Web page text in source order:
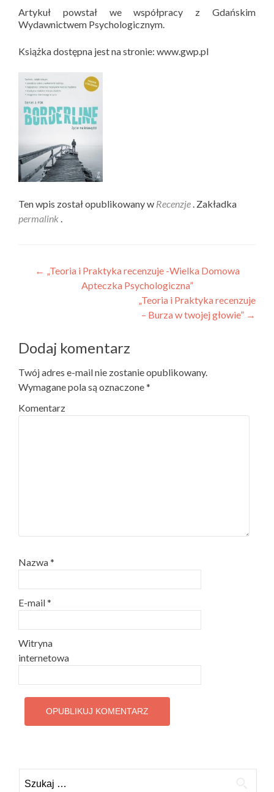
Artykuł powstał we współpracy z Gdańskim
Wydawnictwem Psychologicznym.
Książka dostępna jest na stronie: www.gwp.pl
Ten wpis został opublikowany w Recenzje . Zakładka
permalink .
Nawigacja wpisu
← „Teoria i Praktyka recenzuje -Wielka Domowa
Apteczka Psychologiczna”
„Teoria i Praktyka recenzuje
– Burza w twojej głowie” →
Dodaj komentarz
Twój adres e-mail nie zostanie opublikowany.
Wymagane pola są oznaczone*
Komentarz
Nazwa*
E-mail*
Witryna
internetowa